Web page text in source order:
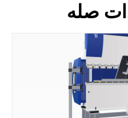
صله